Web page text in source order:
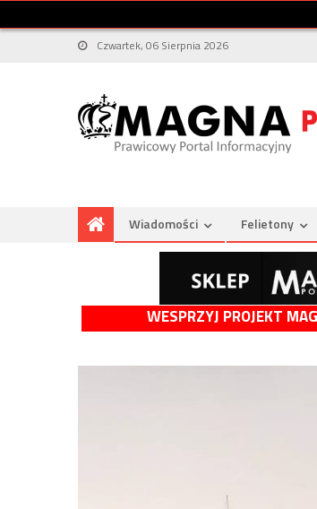
Czwartek, 06 Sierpnia 2026
Wiadomości Felietony
WESPRZYJ PROJEKT